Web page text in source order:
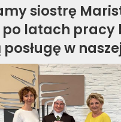
siostrę
latach pracy
w